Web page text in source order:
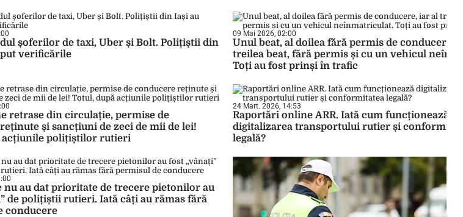
șoferilor de taxi, Uber și Bolt. Polițiștii din
verificările
09 Mai 2026, 02:00
Unul beat, al doilea fără permis de conducere,
treilea beat, fără permis și cu un vehicul
Toți au fost prinși în trafic
retrase din circulație, permise de
și sancțiuni de zeci de mii de lei!
acțiunile polițiștilor rutieri
24 Mart. 2026, 14:53
Raportări online ARR. Iată cum funcționează
digitalizarea transportului rutier și
legală?
nu au dat prioritate de trecere pietonilor au
de polițiștii rutieri. Iată câți au rămas fără
conducere